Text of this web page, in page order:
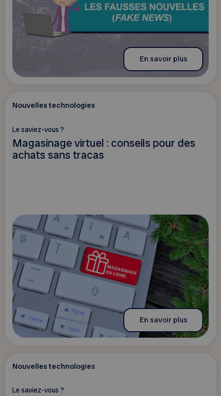
En savoir plus
Nouvelles technologies
Le saviez-vous ?
Magasinage virtuel : conseils pour des
achats sans tracas
En savoir plus
Nouvelles technologies
Le saviez-vous ?